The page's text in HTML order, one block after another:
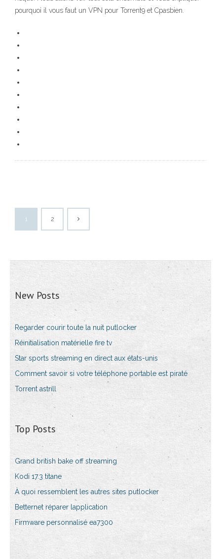
pourquoi il vous faut un VPN pour Torrent9 et Cpasbien.
1 2
New Posts
Regarder courir toute la nuit putlocker
Réinitialisation matérielle fire tv
Star sports streaming en direct aux états-unis
Comment savoir si votre téléphone portable est piraté
Torrent astrill
Top Posts
Grand british bake off streaming
Kodi 17.3 titane
À quoi ressemblent les autres sites putlocker
Betternet réparer lapplication
Firmware personnalisé ea7300